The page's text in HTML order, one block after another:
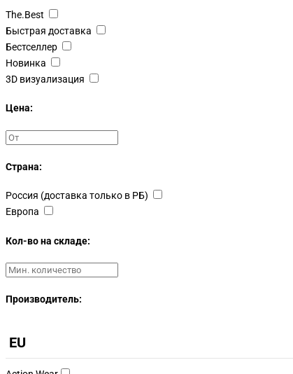
The.Best
Быстрая доставка
Бестселлер
Новинка
3D визуализация
Цена:
Страна:
Россия (доставка только в РБ)
Европа
Кол-во на складе:
Производитель:
EU